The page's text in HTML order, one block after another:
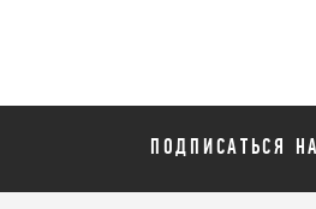
ПОДПИСАТЬСЯ